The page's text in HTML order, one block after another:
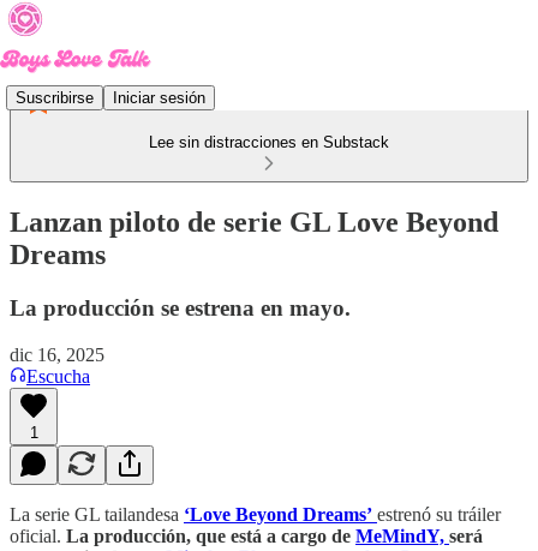
Suscribirse Iniciar sesión
Lee sin distracciones en Substack
Lanzan piloto de serie GL Love Beyond
Dreams
La producción se estrena en mayo.
dic 16, 2025
Escucha
1
La serie GL tailandesa ‘Love Beyond Dreams’ estrenó su tráiler
oficial. La producción, que está a cargo de MeMindY, será